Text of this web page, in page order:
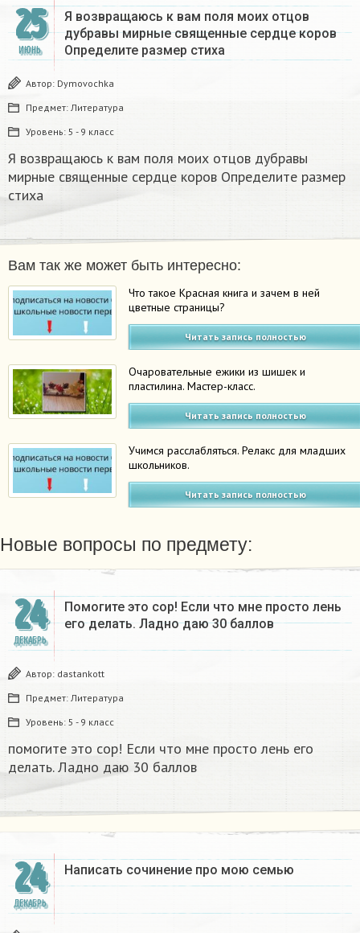
25
ИЮНЬ
Я возвращаюсь к вам поля моих отцов
дубравы мирные священные сердце коров
Определите размер стиха​
Автор: Dymovochka
Предмет: Литература
Уровень: 5 - 9 класс
Я возвращаюсь к вам поля моих отцов дубравы
мирные священные сердце коров Определите размер
стиха​
Вам так же может быть интересно:
Что такое Красная книга и зачем в ней
цветные страницы?
Читать запись полностью
Очаровательные ежики из шишек и
пластилина. Мастер-класс.
Читать запись полностью
Учимся расслабляться. Релакс для младших
школьников.
Читать запись полностью
Новые вопросы по предмету:
24
ДЕКАБРЬ
Помогите это сор! Если что мне просто лень
его делать. Ладно даю 30 баллов​
Автор: dastankott
Предмет: Литература
Уровень: 5 - 9 класс
помогите это сор! Если что мне просто лень его
делать. Ладно даю 30 баллов​
24
ДЕКАБРЬ
Написать сочинение про мою семью ​